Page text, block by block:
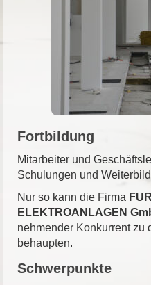
Fortbildung
Mitarbeiter und
Schulungen und
Nur so kann die Firma
ELEKTROANLAGEN
nehmender Konkurrent zu
behaupten.
Schwerpunkte